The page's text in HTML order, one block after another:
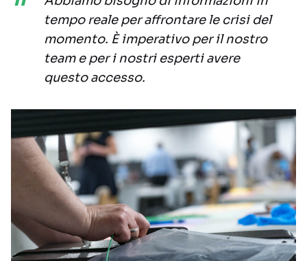
tempo reale per affrontare le crisi del
momento. È imperativo per il nostro
team e per i nostri esperti avere
questo accesso.